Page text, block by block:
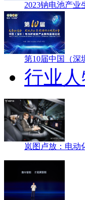
2023钠电池产业
第10届中国（深
行业人
岚图卢放：电动